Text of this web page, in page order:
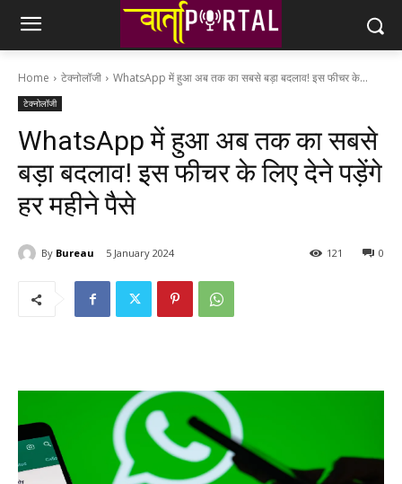
Home टेक्नोलॉजी WhatsApp में हुआ अब तक का सबसे बड़ा बदलाव! इस फीचर के...
टेक्नोलॉजी
WhatsApp में हुआ अब तक का सबसे
बड़ा बदलाव! इस फीचर के लिए देने पड़ेंगे
हर महीने पैसे
By Bureau 5 January 2024 0
121